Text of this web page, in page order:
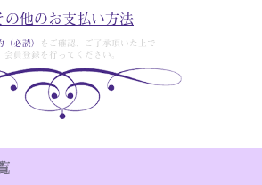
の他のお支払い方法
必読）
をご確認、ご了承頂いた上で
会員登録を行ってください。